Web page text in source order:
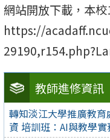
教師進修資訊
轉知淡江大學推廣教
資 培訓班：AI與教學實
網站開放下載，本
https://